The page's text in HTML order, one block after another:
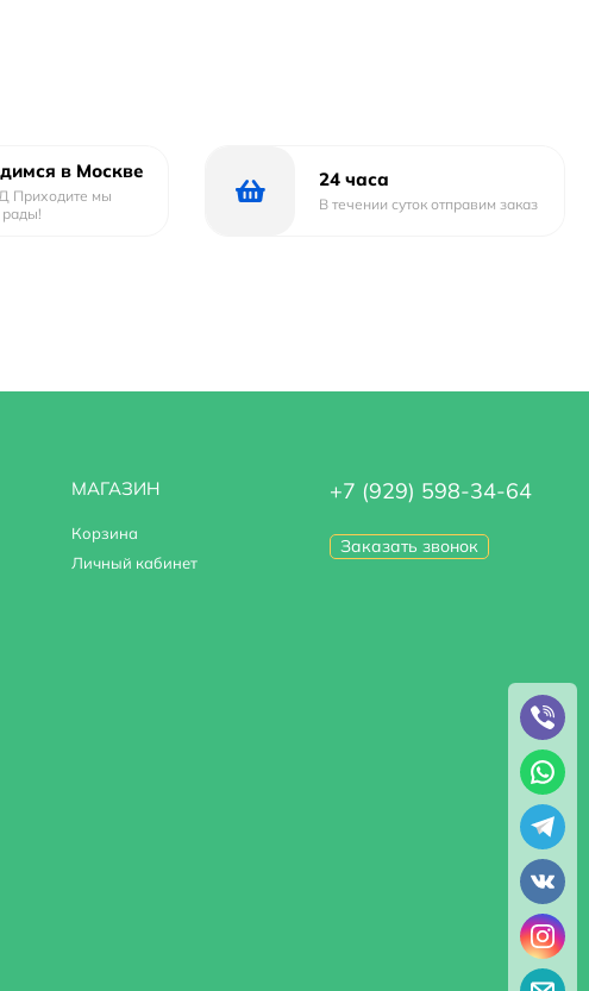
в Москве
Приходите мы
рады!
24 часа
В течении суток отправим заказ
МАГАЗИН
Корзина
Личный кабинет
+7 (929) 598-34-64
Заказать звонок